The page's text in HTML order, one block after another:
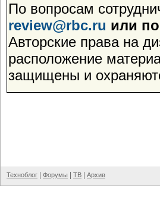
По вопросам
review@rbc.ru или
Авторские права на
расположение
защищены и
Техноблог Форумы ТВ Архив